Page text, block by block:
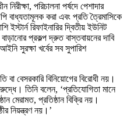
পরিচালনা পর্ষদে পেশাদার
বাধ্যতামূলক করা এবং প্রতি ত্রৈমাসিকে
রিফাইনারির দ্বিতীয় ইউনিট
প্রকল্প দ্রুত বাস্তবায়নের দাবি
সুরক্ষা খর্বের সব সুপারিশ
বা বেসরকারি বিনিয়োগের বিরোধী নয়।
তিনি বলেন, ‘প্রতিযোগিতা মানে
মেরামত, প্রতিষ্ঠান বিক্রি নয়।
নিয়ন্ত্রণ নয়।’